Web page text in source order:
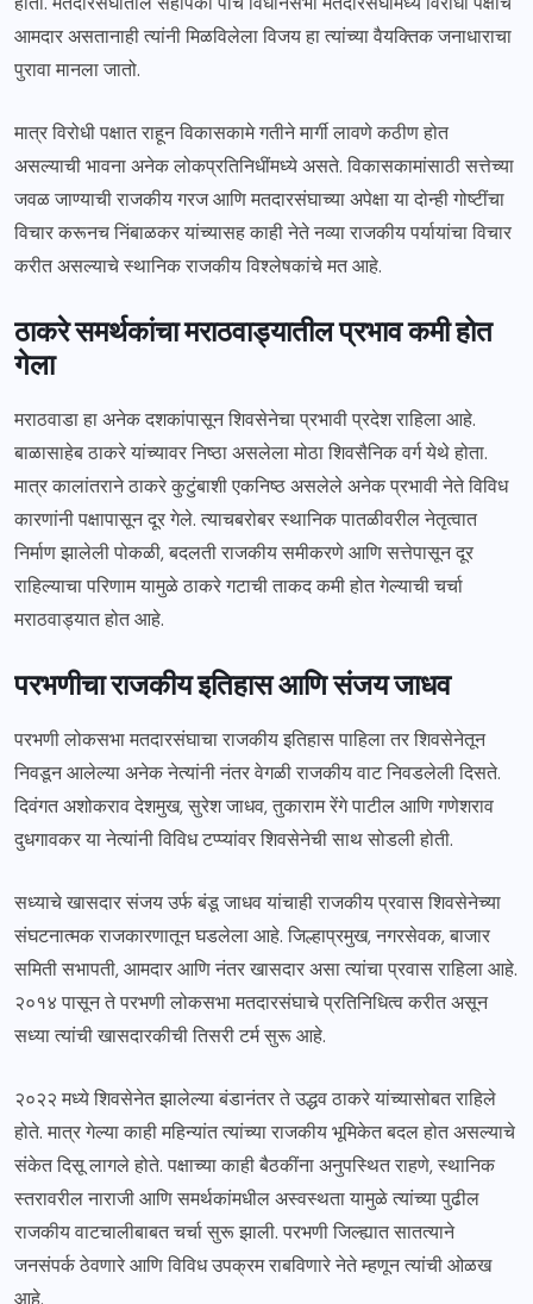
आमदार असतानाही त्यांनी मिळविलेला विजय हा त्यांच्या वैयक्तिक जनाधाराचा
पुरावा मानला जातो.
मात्र विरोधी पक्षात राहून विकासकामे गतीने मार्गी लावणे कठीण होत
असल्याची भावना अनेक लोकप्रतिनिधींमध्ये असते. विकासकामांसाठी सत्तेच्या
जवळ जाण्याची राजकीय गरज आणि मतदारसंघाच्या अपेक्षा या दोन्ही गोष्टींचा
विचार करूनच निंबाळकर यांच्यासह काही नेते नव्या राजकीय पर्यायांचा विचार
करीत असल्याचे स्थानिक राजकीय विश्लेषकांचे मत आहे.
ठाकरे समर्थकांचा मराठवाड्यातील प्रभाव कमी होत
गेला
मराठवाडा हा अनेक दशकांपासून शिवसेनेचा प्रभावी प्रदेश राहिला आहे.
बाळासाहेब ठाकरे यांच्यावर निष्ठा असलेला मोठा शिवसैनिक वर्ग येथे होता.
मात्र कालांतराने ठाकरे कुटुंबाशी एकनिष्ठ असलेले अनेक प्रभावी नेते विविध
कारणांनी पक्षापासून दूर गेले. त्याचबरोबर स्थानिक पातळीवरील नेतृत्वात
निर्माण झालेली पोकळी, बदलती राजकीय समीकरणे आणि सत्तेपासून दूर
राहिल्याचा परिणाम यामुळे ठाकरे गटाची ताकद कमी होत गेल्याची चर्चा
मराठवाड्यात होत आहे.
परभणीचा राजकीय इतिहास आणि संजय जाधव
परभणी लोकसभा मतदारसंघाचा राजकीय इतिहास पाहिला तर शिवसेनेतून
निवडून आलेल्या अनेक नेत्यांनी नंतर वेगळी राजकीय वाट निवडलेली दिसते.
दिवंगत अशोकराव देशमुख, सुरेश जाधव, तुकाराम रेंगे पाटील आणि गणेशराव
दुधगावकर या नेत्यांनी विविध टप्प्यांवर शिवसेनेची साथ सोडली होती.
सध्याचे खासदार संजय उर्फ बंडू जाधव यांचाही राजकीय प्रवास शिवसेनेच्या
संघटनात्मक राजकारणातून घडलेला आहे. जिल्हाप्रमुख, नगरसेवक, बाजार
समिती सभापती, आमदार आणि नंतर खासदार असा त्यांचा प्रवास राहिला आहे.
२०१४ पासून ते परभणी लोकसभा मतदारसंघाचे प्रतिनिधित्व करीत असून
सध्या त्यांची खासदारकीची तिसरी टर्म सुरू आहे.
२०२२ मध्ये शिवसेनेत झालेल्या बंडानंतर ते उद्धव ठाकरे यांच्यासोबत राहिले
होते. मात्र गेल्या काही महिन्यांत त्यांच्या राजकीय भूमिकेत बदल होत असल्याचे
संकेत दिसू लागले होते. पक्षाच्या काही बैठकींना अनुपस्थित राहणे, स्थानिक
स्तरावरील नाराजी आणि समर्थकांमधील अस्वस्थता यामुळे त्यांच्या पुढील
राजकीय वाटचालीबाबत चर्चा सुरू झाली. परभणी जिल्ह्यात सातत्याने
जनसंपर्क ठेवणारे आणि विविध उपक्रम राबविणारे नेते म्हणून त्यांची ओळख